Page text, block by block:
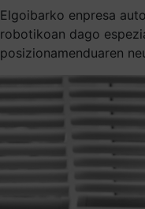
Elgoibarko enpresa
robotikoan dago
posizionamenduaren